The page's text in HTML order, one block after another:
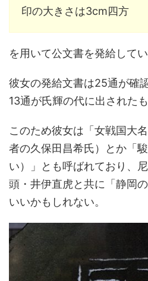
印の大きさは3cm四方
を用いて公文書を発給してい
彼女の発給文書は25通が確
13通が氏輝の代に出されたも
このため彼女は「女戦国大
者の久保田昌希氏）とか「
い）」とも呼ばれており、尼
頭・井伊直虎と共に「静岡
いいかもしれない。